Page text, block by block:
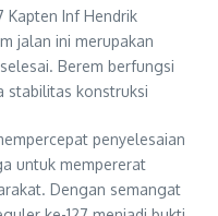
Kapten Inf Hendrik
jalan ini merupakan
Berem berfungsi
stabilitas konstruksi
penyelesaian
untuk mempererat
Dengan semangat